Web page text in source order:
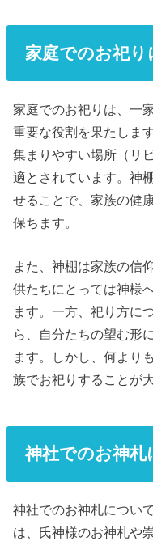
家庭でのお祀り
家庭でのお祀りは、一
重要な役割を果たしま
集まりやすい場所（リ
適とされています。神
せることで、家族の健
保ちます。
また、神棚は家族の信
供たちにとっては神様
ます。一方、祀り方に
ら、自分たちの望む形
ます。しかし、何より
族でお祀りすることが
神社でのお神札
神社でのお神札につい
は、氏神様のお神札や